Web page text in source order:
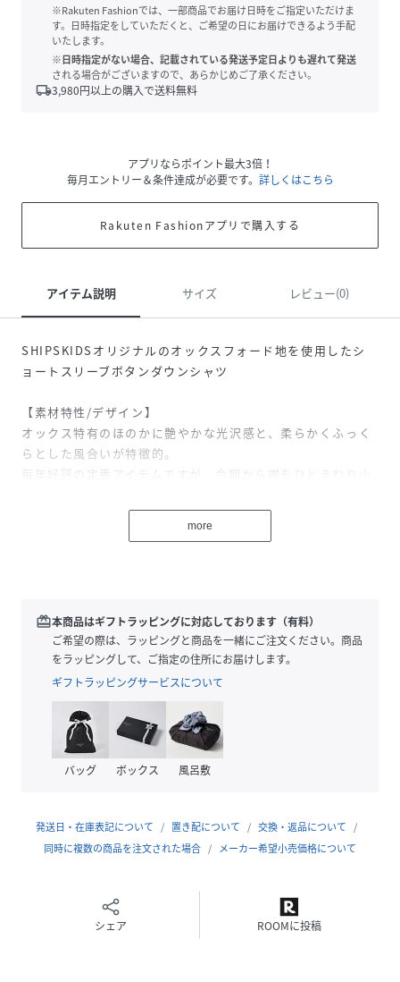
※Rakuten Fashionでは、一部商品でお届け日時をご指定いただけま
す。日時指定をしていただくと、ご希望の日にお届けできるよう手配
いたします。
※日時指定がない場合、記載されている発送予定日よりも遅れて発送
される場合がございますので、あらかじめご了承ください。
local_shipping3,980円以上の購入で送料無料
アプリならポイント最大3倍！
毎月エントリー＆条件達成が必要です。 詳しくはこちら
Rakuten Fashionアプリで購入する
アイテム説明 サイズ レビュー(0)
SHIPSKIDSオリジナルのオックスフォード地を使用したシ
ョートスリーブボタンダウンシャツ
【素材特性/デザイン】
オックス特有のほのかに艶やかな光沢感と、柔らかくふっく
らとした風合いが特徴的。
毎年好評の定番アイテムですが、今期から襟をひとまわり小
ございます。
【対象カテゴリー：トドラー/TODDLER】
【注意事項】
※末永く愛用頂く為に、アテンションタグ・洗濯ネームを必
ずご確認の上、着用又はお取り扱いください。
合があります。
商品の色味は商品単体で撮影した画像をご参照ください。
more
redeem本商品はギフトラッピングに対応しております（有料）
ご希望の際は、ラッピングと商品を一緒にご注文ください。商品
をラッピングして、ご指定の住所にお届けします。
ギフトラッピングサービスについて
バッグ ボックス 風呂敷
発送日・在庫表記について 置き配について
交換・返品について
同時に複数の商品を注文された場合
メーカー希望小売価格について
シェア ROOMに投稿